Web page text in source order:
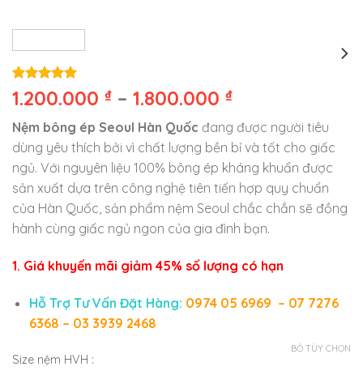
5.00trên 5
dựa trên
1
1.200.000 ₫ – 1.800.000 ₫
Nệm bông ép Seoul Hàn Quốc đang được người tiêu
dùng yêu thích bởi vì chất lượng bền bỉ và tốt cho giấc
ngủ. Với nguyên liệu 100% bông ép kháng khuẩn được
sản xuất dựa trên công nghệ tiên tiến hợp quy chuẩn
của Hàn Quốc, sản phẩm nệm Seoul chắc chắn sẽ đồng
hành cùng giấc ngủ ngon của gia đình bạn.
1. Giá khuyến mãi giảm 45% số lượng có hạn
Hỗ Trợ Tư Vấn Đặt Hàng: 0974 05 6969 – 07 7276
6368 – 03 3939 2468
Size nệm HVH :
BỎ TÙY CHỌN